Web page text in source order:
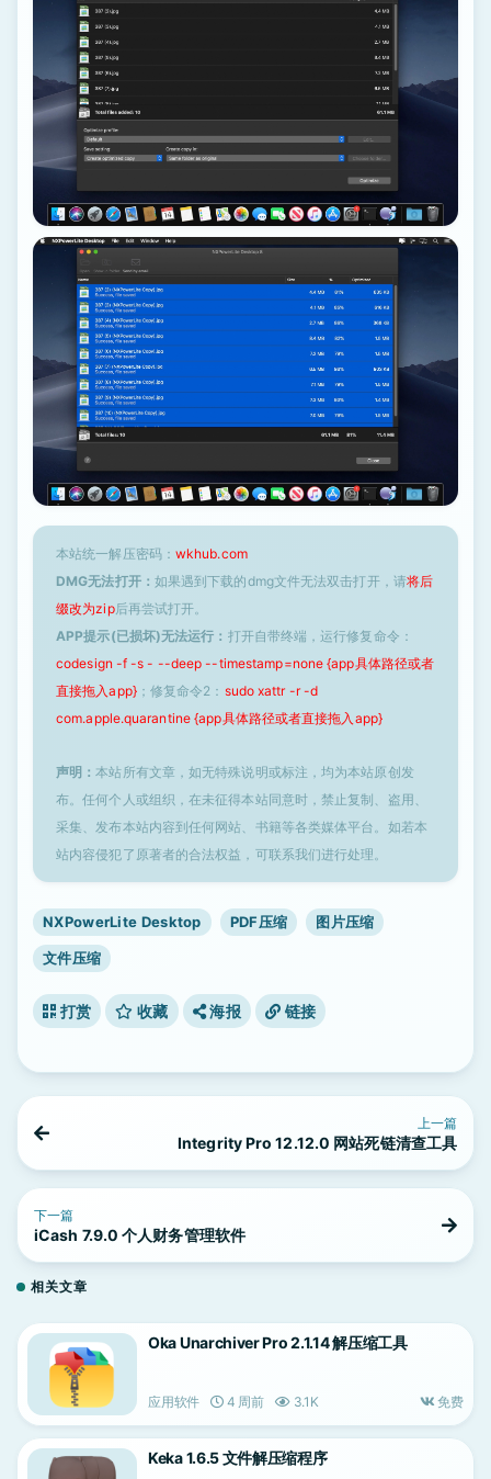
本站统一解压密码： wkhub.com
DMG无法打开： 如果遇到下载的dmg文件无法双击打开，请将后
缀改为zip后再尝试打开。
APP提示(已损坏)无法运行： 打开自带终端，运行修复命令：
codesign -f -s - --deep --timestamp=none {app具体路径或者
直接拖入app}；修复命令2： sudo xattr -r -d
com.apple.quarantine {app具体路径或者直接拖入app}
声明：本站所有文章，如无特殊说明或标注，均为本站原创发
布。任何个人或组织，在未征得本站同意时，禁止复制、盗用、
采集、发布本站内容到任何网站、书籍等各类媒体平台。如若本
站内容侵犯了原著者的合法权益，可联系我们进行处理。
NXPowerLite Desktop PDF压缩 图片压缩
文件压缩
打赏 收藏 海报 链接
上一篇
Integrity Pro 12.12.0 网站死链清查工具
下一篇
iCash 7.9.0 个人财务管理软件
相关文章
Oka Unarchiver Pro 2.1.14 解压缩工具
应用软件 4 周前 3.1K 免费
Keka 1.6.5 文件解压缩程序